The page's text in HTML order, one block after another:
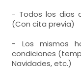
- Todos los dias
(Con cita previa)
- Los mismos
condiciones
Navidades, etc.)